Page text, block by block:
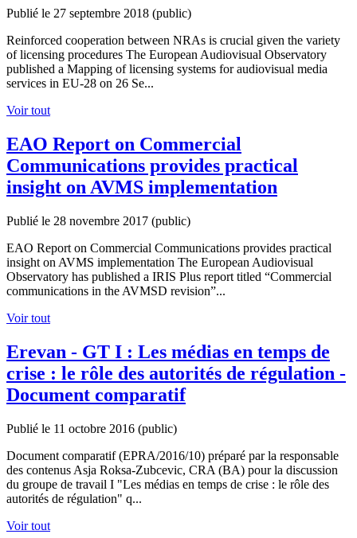
Publié le 27 septembre 2018 (public)
Reinforced cooperation between NRAs is crucial given the variety
of licensing procedures The European Audiovisual Observatory
published a Mapping of licensing systems for audiovisual media
services in EU-28 on 26 Se...
Voir tout
EAO Report on Commercial
Communications provides practical
insight on AVMS implementation
Publié le 28 novembre 2017 (public)
EAO Report on Commercial Communications provides practical
insight on AVMS implementation The European Audiovisual
Observatory has published a IRIS Plus report titled “Commercial
communications in the AVMSD revision”...
Voir tout
Erevan - GT I : Les médias en temps de
crise : le rôle des autorités de régulation -
Document comparatif
Publié le 11 octobre 2016 (public)
Document comparatif (EPRA/2016/10) préparé par la responsable
des contenus Asja Roksa-Zubcevic, CRA (BA) pour la discussion
du groupe de travail I "Les médias en temps de crise : le rôle des
autorités de régulation" q...
Voir tout